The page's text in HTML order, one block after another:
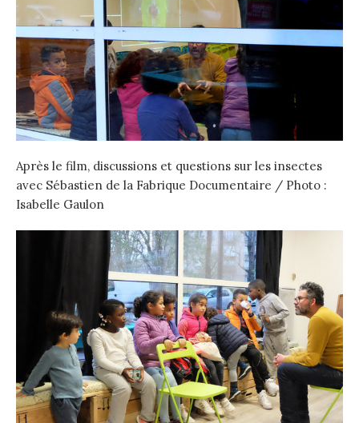
Après le film, discussions et questions sur les insectes
avec Sébastien de la Fabrique Documentaire / Photo :
Isabelle Gaulon